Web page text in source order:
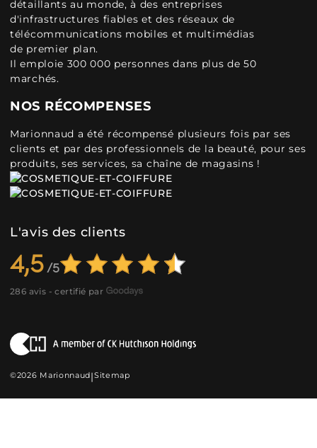
détaillants au monde, à des entreprises
d'infrastructures fiables et des réseaux de
télécommunications mobiles et multimédias
de premier plan.
Il emploie 300 000 personnes dans plus de 50
marchés.
NOS RÉCOMPENSES
Marionnaud a été récompensé plusieurs fois par ses
clients et par des professionnels de la beauté, pour ses
produits, ses services, sa chaîne de magasins !
L'avis des clients
4,5
286 avis - certifié par
©2026 Marionnaud|Sitemap